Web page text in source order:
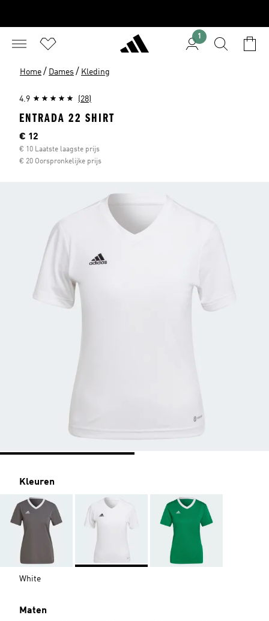
1
Home / Dames / Kleding
4.9 (28)
ENTRADA 22 SHIRT
Current price
€ 12
€ 10 Laatste laagste prijs
€ 20 Oorspronkelijke prijs
Kleuren
White
Maten